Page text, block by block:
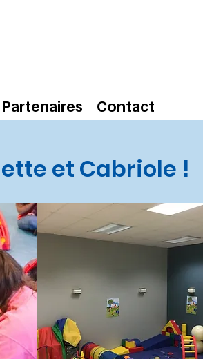
Partenaires Contact
et Cabriole !